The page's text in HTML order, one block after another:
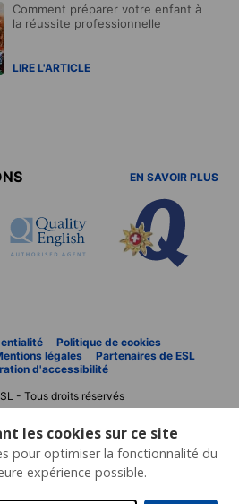
les cookies sur ce site
pour optimiser la fonctionnalité du
expérience possible.
Comment préparer votre enfant à
la réussite professionnelle
LIRE L'ARTICLE
EN SAVOIR PLUS
Politique de cookies
légales
Partenaires de ESL
d'accessibilité
- Tous droits réservés